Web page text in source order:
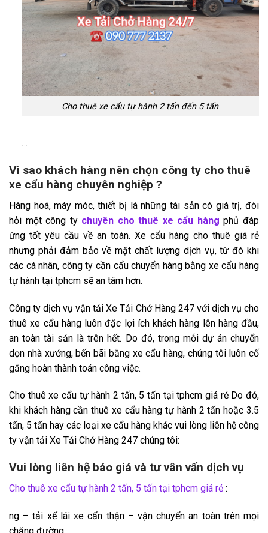
Cho thuê xe cẩu tự hành 2 tấn đến 5 tấn
…
Vì sao khách hàng nên chọn công ty cho thuê
xe cẩu hàng chuyên nghiệp ?
Hàng hoá, máy móc, thiết bị là những tài sản có giá trị, đòi
hỏi một công ty chuyên cho thuê xe cẩu hàng phủ đáp
ứng tốt yêu cầu về an toàn. Xe cẩu hàng cho thuê giá rẻ
nhưng phải đảm bảo về mặt chất lượng dịch vụ, từ đó khi
các cá nhân, công ty cần cẩu chuyển hàng bằng xe cẩu hàng
tự hành tại tphcm sẽ an tâm hơn.
Công ty dịch vụ vận tải Xe Tải Chở Hàng 247 với dịch vụ cho
thuê xe cẩu hàng luôn đặc lợi ích khách hàng lên hàng đầu,
an toàn tài sản là trên hết. Do đó, trong mỗi dự án chuyển
dọn nhà xưởng, bến bãi bằng xe cẩu hàng, chúng tôi luôn cố
gắng hoàn thành toán công việc.
Cho thuê xe cẩu tự hành 2 tấn, 5 tấn tại tphcm giá rẻ Do đó,
khi khách hàng cần thuê xe cẩu hàng tự hành 2 tấn hoặc 3.5
tấn, 5 tấn hay các loại xe cẩu hàng khác vui lòng liên hệ công
ty vận tải Xe Tải Chở Hàng 247 chúng tôi:
Vui lòng liên hệ báo giá và tư vân vấn dịch vụ
Cho thuê xe cẩu tự hành 2 tấn, 5 tấn tại tphcm giá rẻ :
ng – tải xế lái xe cẩn thận – vận chuyển an toàn trên mọi
chặng đường